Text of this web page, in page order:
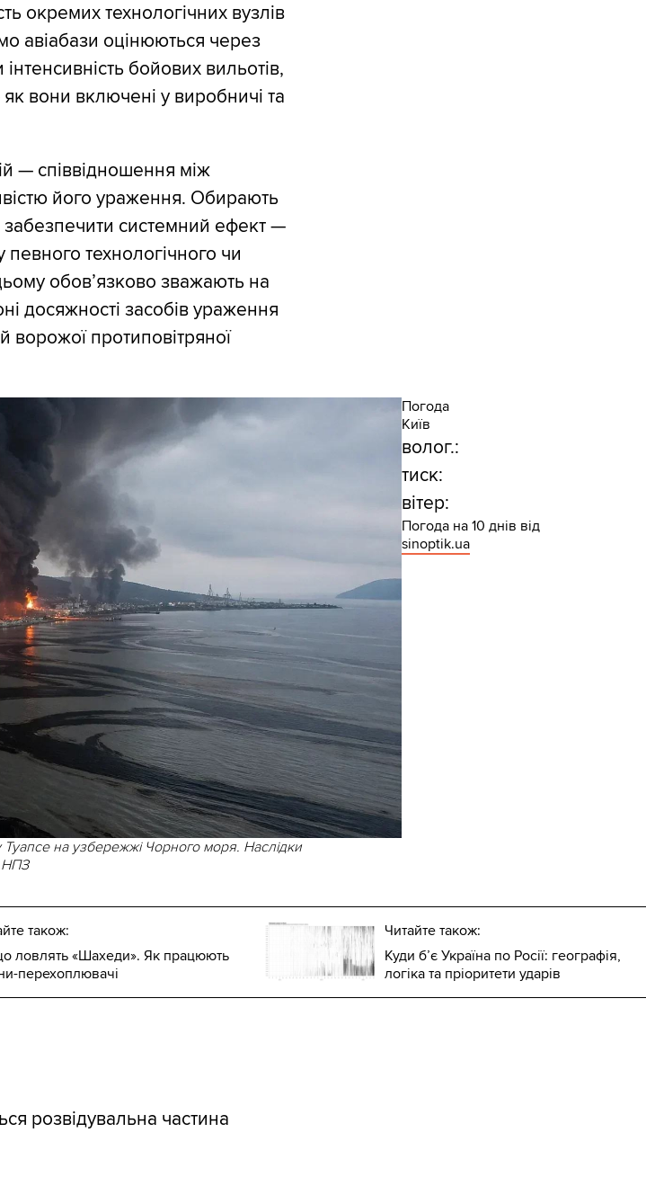
окремих технологічних вузлів
авіабази оцінюються через
інтенсивність бойових вильотів,
вони включені у виробничі та
— співвідношення між
його ураження. Обирають
забезпечити системний ефект —
технологічного чи
обов’язково зважають на
досяжності засобів ураження
протиповітряної
на узбережжі Чорного моря. Наслідки
НПЗ
також:
ловлять «Шахеди». Як працюють
перехоплювачі
Читайте також:
Куди б’є Україна по Росії: географія,
логіка та пріоритети ударів
розвідувальна частина
Погода
Київ
волог.:
тиск:
вітер:
Погода на 10 днів від
sinoptik.ua